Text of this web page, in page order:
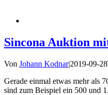
Sincona Auktion
Von Johann Kodnar|2019-09-
Gerade einmal etwas mehr als
sind zum Beispiel ein 500 und